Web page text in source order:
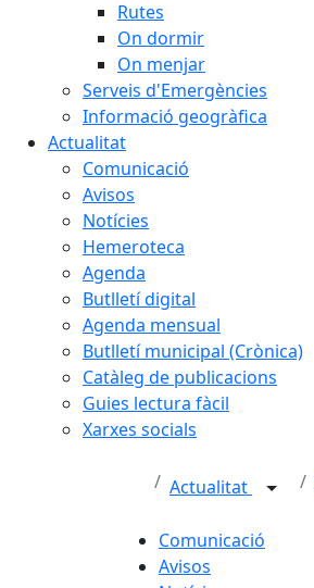
Rutes
On dormir
On menjar
Serveis d'Emergències
Informació geogràfica
Actualitat
Comunicació
Avisos
Notícies
Hemeroteca
Agenda
Butlletí digital
Agenda mensual
Butlletí municipal (Crònica)
Catàleg de publicacions
Guies lectura fàcil
Xarxes socials
Actualitat
Comunicació
Avisos